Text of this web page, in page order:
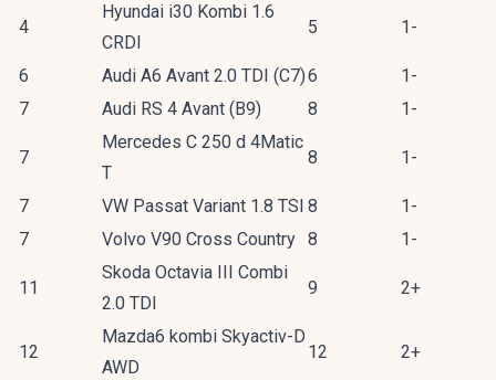
4
Hyundai i30 Kombi 1.6
CRDI
5 1-
6 Audi A6 Avant 2.0 TDI (C7)6
1-
7
Audi RS 4 Avant (B9) 8 1-
7
Mercedes C 250 d 4Matic
T
8 1-
7 VW Passat Variant 1.8 TSI 8
1-
7
Volvo V90 Cross Country 8 1-
11
Skoda Octavia III Combi
2.0 TDI
9 2+
12
Mazda6 kombi Skyactiv-D
AWD
12 2+